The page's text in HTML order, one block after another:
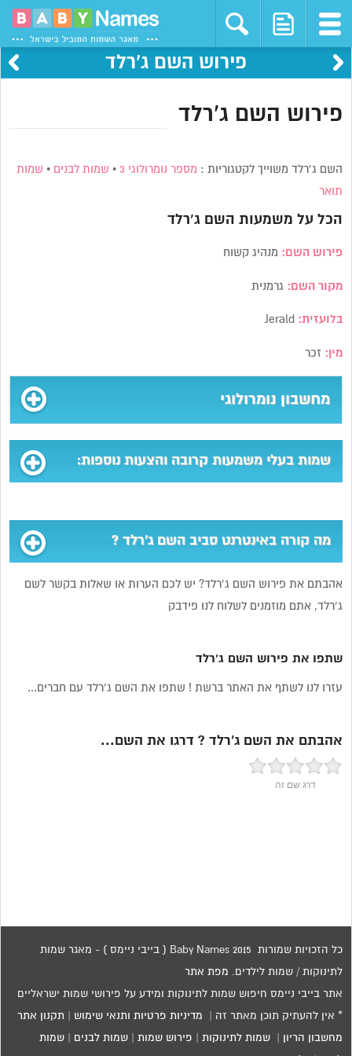
פירוש השם ג’רלד
פירוש השם ג’רלד
השם ג’רלד משוייך לקטגוריות : מספר נומרולוגי 3 • שמות לבנים • שמות
תואר
הכל על משמעות השם ג’רלד
פירוש השם: מנהיג קשוח
מקור השם: גרמנית
בלועזית:
מין: זכר
מחשבון נומרולוגי
שמות בעלי משמעות קרובה והצעות נוספות:
מה קורה באינטרנט סביב השם ג’רלד ?
אהבתם את פירוש השם ג’רלד? יש לכם הערות או שאלות בקשר לשם
ג’רלד, אתם מוזמנים לשלוח לנו פידבק
שתפו את פירוש השם ג’רלד
עזרו לנו לשתף את האתר ברשת ! שתפו את השם ג’רלד עם חברים...
אהבתם את השם ג’רלד ? דרגו את השם...
דרג שם זה
כל הזכויות שמורות 2015 Baby Names ( בייבי ניימס ) - מאגר שמות
לתינוקות / שמות לילדים. מפת אתר
אתר בייבי ניימס חיפוש שמות לתינוקות ומידע על פירושי שמות ישראליים
* אין להעתיק תוכן מאתר זה | מדיניות פרטיות ותנאי שימוש תקנון אתר
מחשבון הריון |שמות לתינוקות פירוש שמות |שמות לבנים |שמות